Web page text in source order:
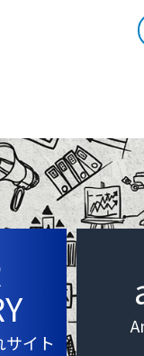
サイト